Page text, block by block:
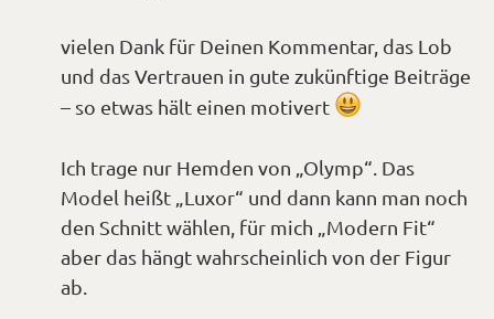
vielen Dank für Deinen Kommentar, das Lob
und das Vertrauen in gute zukünftige Beiträge
– so etwas hält einen motivert *Smiley
Ich trage nur Hemden von „Olymp“. Das
Model heißt „Luxor“ und dann kann man noch
den Schnitt wählen, für mich „Modern Fit“
aber das hängt wahrscheinlich von der Figur
ab.